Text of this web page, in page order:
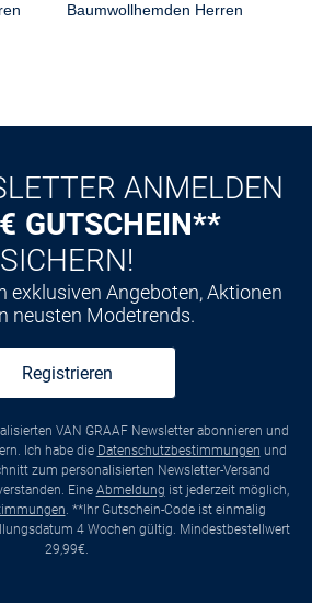
Baumwollhemden Herren
ANMELDEN
GUTSCHEIN**
SICHERN!
exklusiven Angeboten, Aktionen
neusten Modetrends.
Registrieren
VAN GRAAF Newsletter abonnieren und
Ich habe die Datenschutzbestimmungen und
zum personalisierten Newsletter-Versand
Eine Abmeldung ist jederzeit möglich,
. **Ihr Gutschein-Code ist einmalig
4 Wochen gültig. Mindestbestellwert
29,99€.